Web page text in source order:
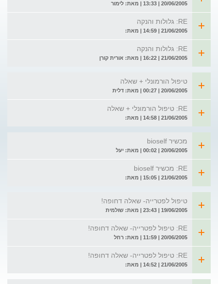
20/06/2005 | 13:33 | מאת: לימור
RE: גלולות והנקה
21/06/2005 | 14:59 | מאת:
RE: גלולות והנקה
21/06/2005 | 16:22 | מאת: אורית קורן
טיפול הורמונלי + שאלה
20/06/2005 | 00:27 | מאת: דלית
RE: טיפול הורמונלי + שאלה
21/06/2005 | 14:58 | מאת:
מכשיר bioself
20/06/2005 | 00:02 | מאת: יעל
RE: מכשיר bioself
21/06/2005 | 15:05 | מאת:
טיפול לפטרייה- שאלה דחופה!
19/06/2005 | 23:43 | מאת: שולמית
RE: טיפול לפטרייה- שאלה דחופה!
20/06/2005 | 11:59 | מאת: רחל
RE: טיפול לפטרייה- שאלה דחופה!
21/06/2005 | 14:52 | מאת: